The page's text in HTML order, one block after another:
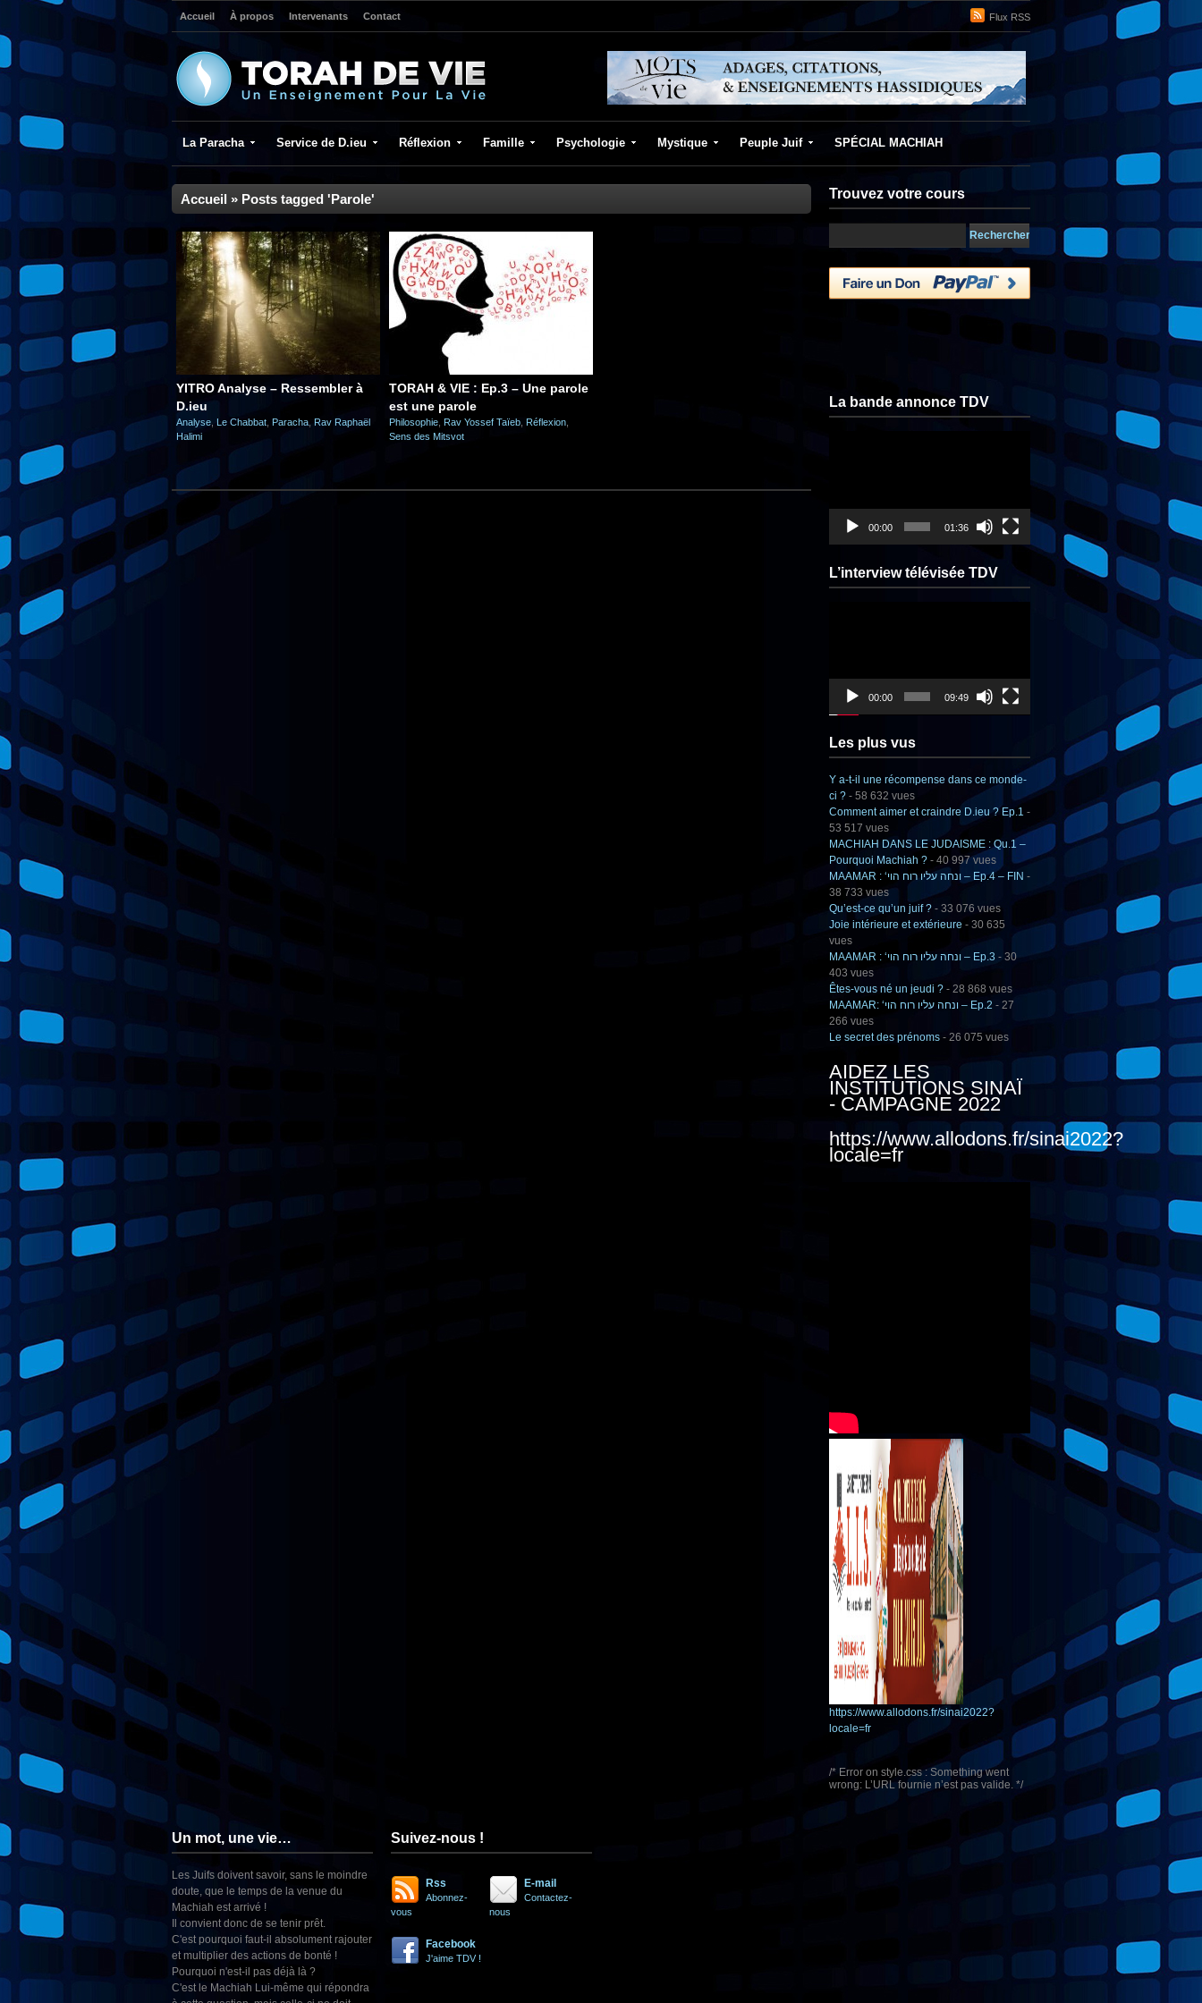
Flux RSS
Accueil À propos Intervenants Contact
La Paracha Service de D.ieu Réflexion Famille Psychologie Mystique Peuple Juif SPÉCIAL MACHIAH
Accueil » Posts tagged 'Parole'
YITRO Analyse – Ressembler à
D.ieu
Analyse Le Chabbat Paracha Rav Raphaël
Halimi
TORAH & VIE : Ep.3 – Une parole
est une parole
Philosophie Rav Yossef Taïeb Réflexion
Sens des Mitsvot
Trouvez votre cours
La bande annonce TDV
00:00 01:36
L’interview télévisée TDV
00:00 09:49
Les plus vus
Y a-t-il une récompense dans ce monde-
ci ? - 58 632 vues
Comment aimer et craindre D.ieu ? Ep.1 -
53 517 vues
MACHIAH DANS LE JUDAISME : Qu.1 –
Pourquoi Machiah ? - 40 997 vues
MAAMAR : ‘ונחה עליו רוח הוי – Ep.4 – FIN -
38 733 vues
Qu’est-ce qu’un juif ? - 33 076 vues
Joie intérieure et extérieure - 30 635
vues
MAAMAR : ‘ונחה עליו רוח הוי – Ep.3 - 30
403 vues
Êtes-vous né un jeudi ? - 28 868 vues
MAAMAR: ‘ונחה עליו רוח הוי – Ep.2 - 27
266 vues
Le secret des prénoms - 26 075 vues
AIDEZ LES
INSTITUTIONS SINAÏ
- CAMPAGNE 2022
https://www.allodons.fr/sinai2022?
locale=fr
https://www.allodons.fr/sinai2022?
locale=fr
/* Error on style.css : Something went
wrong: L’URL fournie n’est pas valide. */
Un mot, une vie…
Les Juifs doivent savoir, sans le moindre
doute, que le temps de la venue du
Machiah est arrivé !
Il convient donc de se tenir prêt.
C'est pourquoi faut-il absolument rajouter
et multiplier des actions de bonté !
Pourquoi n'est-il pas déjà là ?
C'est le Machiah Lui-même qui répondra
Suivez-nous !
Rss
Abonnez-
vous
E-mail
Contactez-
nous
Facebook
J'aime TDV !